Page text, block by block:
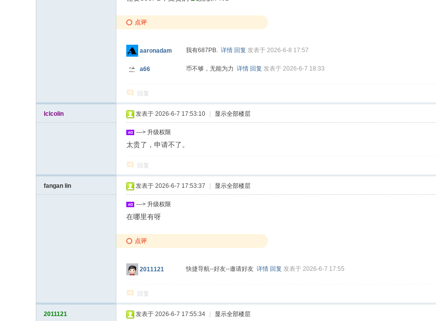
点评
aaronadam 我有687PB. 详情 回复 发表于 2026-6-8 17:57
a66 币不够，无能为力 详情 回复 发表于 2026-6-7 18:33
回复
lclcolin 发表于 2026-6-7 17:53:10 显示全部楼层
---> 升级权限
太贵了，申请不了。
回复
fangan lin 发表于 2026-6-7 17:53:37 显示全部楼层
---> 升级权限
在哪里有呀
点评
2011121 快捷导航--好友--邀请好友 详情 回复 发表于 2026-6-7 17:55
回复
2011121 发表于 2026-6-7 17:55:34 显示全部楼层